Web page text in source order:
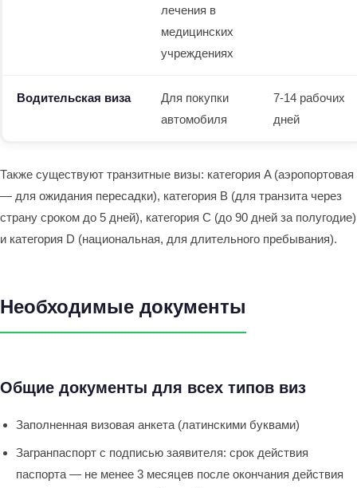
лечения в
медицинских
учреждениях
Водительская виза
Для покупки
автомобиля
7-14 рабочих
дней
Также существуют транзитные визы: категория A (аэропортовая
— для ожидания пересадки), категория B (для транзита через
страну сроком до 5 дней), категория C (до 90 дней за полугодие)
и категория D (национальная, для длительного пребывания).
Необходимые документы
Общие документы для всех типов виз
Заполненная визовая анкета (латинскими буквами)
Загранпаспорт с подписью заявителя: срок действия
паспорта — не менее 3 месяцев после окончания действия